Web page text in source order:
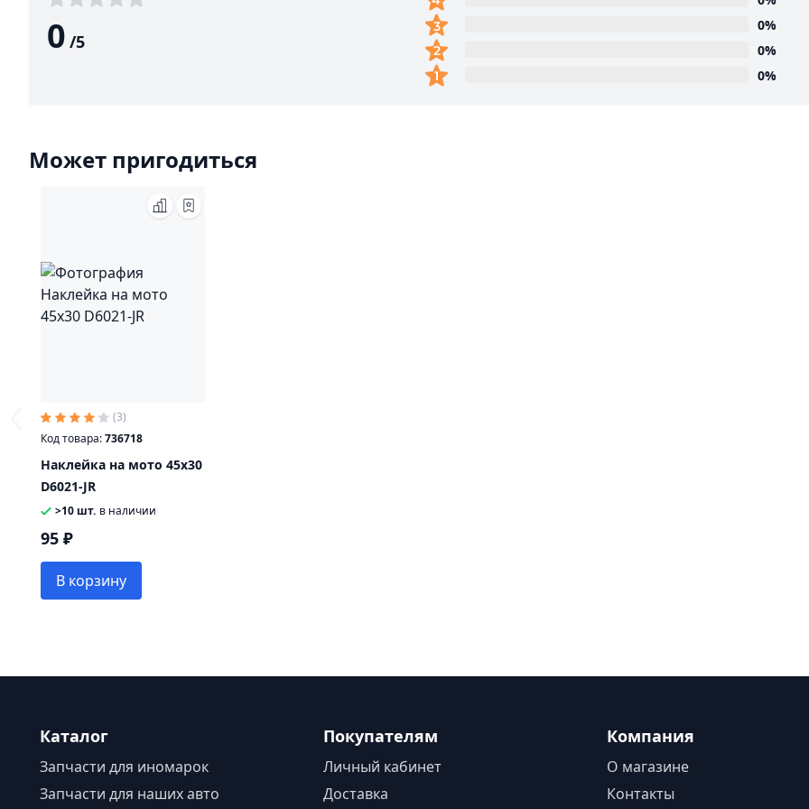
0 /5
0%
0%
0%
Может пригодиться
(3)
Код товара:736718
Наклейка на мото 45х30
D6021-JR
>10 шт. в наличии
95 ₽
В корзину
Каталог
Запчасти для иномарок
Запчасти для наших авто
Покупателям
Личный кабинет
Доставка
Компания
О магазине
Контакты